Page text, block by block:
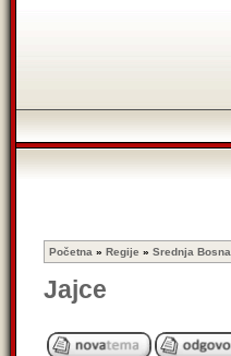
Početna » Regije » Srednja Bosna
Jajce